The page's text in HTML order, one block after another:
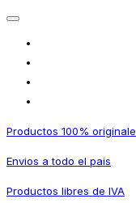
Productos 100%
Envios a todo el pais
Productos libres de IVA